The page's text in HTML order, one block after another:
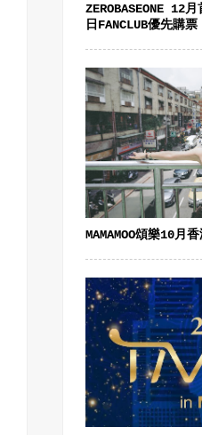
ZEROBASEONE 12
日FANCLUB優先購票
MAMAMOO頌樂10